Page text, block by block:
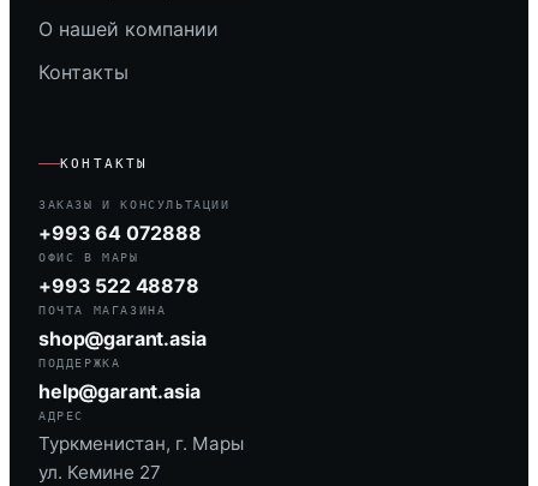
О нашей компании
Контакты
КОНТАКТЫ
ЗАКАЗЫ И КОНСУЛЬТАЦИИ
+993 64 072888
ОФИС В МАРЫ
+993 522 48878
ПОЧТА МАГАЗИНА
shop@garant.asia
ПОДДЕРЖКА
help@garant.asia
АДРЕС
Туркменистан, г. Мары
ул. Кемине 27